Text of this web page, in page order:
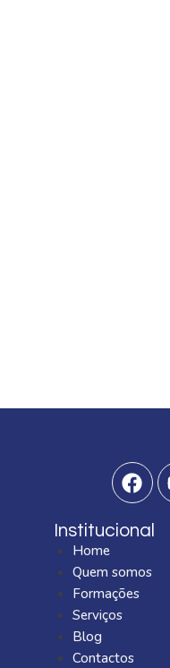
Institucional
Home
Quem somos
Formações
Serviços
Blog
Contactos